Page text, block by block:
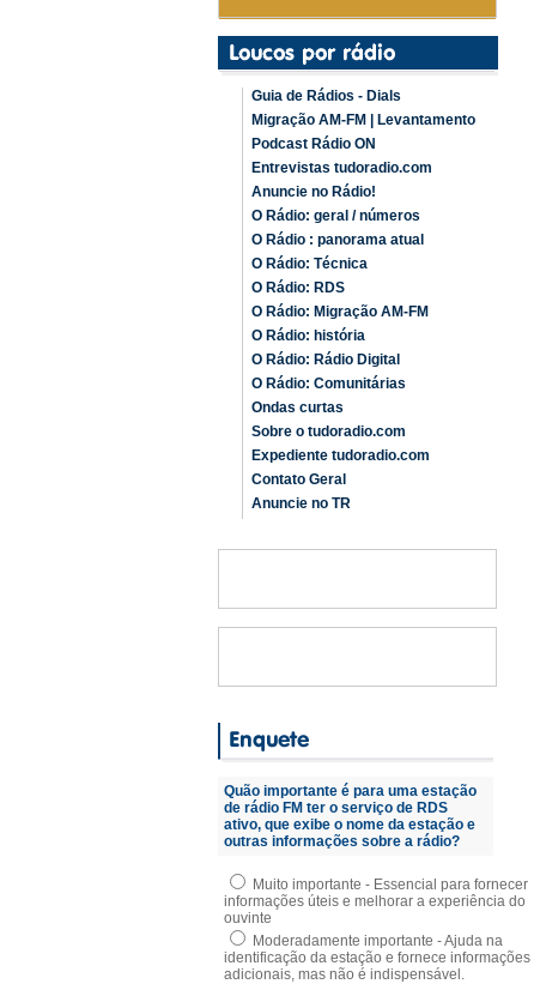
Guia de Rádios - Dials
Migração AM-FM | Levantamento
Podcast Rádio ON
Entrevistas tudoradio.com
Anuncie no Rádio!
O Rádio: geral / números
O Rádio : panorama atual
O Rádio: Técnica
O Rádio: RDS
O Rádio: Migração AM-FM
O Rádio: história
O Rádio: Rádio Digital
O Rádio: Comunitárias
Ondas curtas
Sobre o tudoradio.com
Expediente tudoradio.com
Contato Geral
Anuncie no TR
Quão importante é para uma estação
de rádio FM ter o serviço de RDS
ativo, que exibe o nome da estação e
outras informações sobre a rádio?
Muito importante - Essencial para fornecer
informações úteis e melhorar a experiência do
ouvinte
Moderadamente importante - Ajuda na
identificação da estação e fornece informações
adicionais, mas não é indispensável.